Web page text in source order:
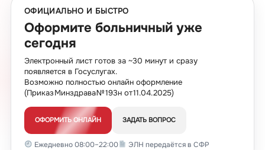
ОФИЦИАЛЬНО И БЫСТРО
Оформите больничный уже
сегодня
Электронный лист готов за ~30 минут и сразу
появляется в Госуслугах.
Возможно полностью онлайн оформление
(Приказ Минздрава № 193н от 11.04.2025)
ОФОРМИТЬ ОНЛАЙН ЗАДАТЬ ВОПРОС
Ежедневно 08:00–22:00 ЭЛН передаётся в СФР